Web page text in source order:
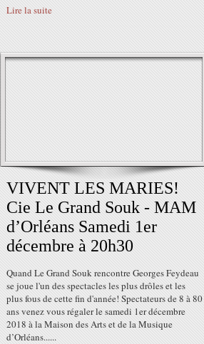
Lire la suite
VIVENT LES MARIES!
Cie Le Grand Souk - MAM
d’Orléans Samedi 1er
décembre à 20h30
Quand Le Grand Souk rencontre Georges Feydeau
se joue l'un des spectacles les plus drôles et les
plus fous de cette fin d'année! Spectateurs de 8 à 80
ans venez vous régaler le samedi 1er décembre
2018 à la Maison des Arts et de la Musique
d’Orléans......